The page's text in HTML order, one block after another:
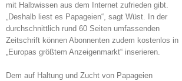
mit Halbwissen aus dem Internet zufrieden gibt.
„Deshalb liest es Papageien“, sagt Wüst. In der
durchschnittlich rund 60 Seiten umfassenden
Zeitschrift können Abonnenten zudem kostenlos in
„Europas größtem Anzeigenmarkt“ inserieren.
Dem auf Haltung und Zucht von Papageien